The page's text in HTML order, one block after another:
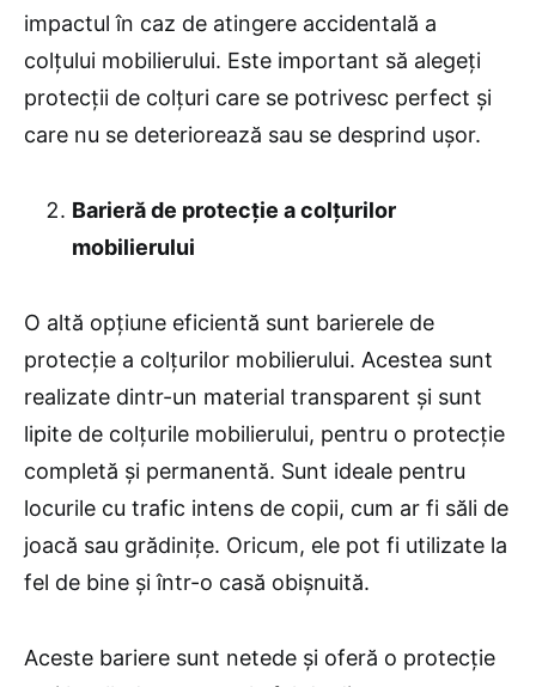
impactul în caz de atingere accidentală a
colțului mobilierului. Este important să alegeți
protecții de colțuri care se potrivesc perfect și
care nu se deteriorează sau se desprind ușor.
Barieră de protecție a colțurilor
mobilierului
O altă opțiune eficientă sunt barierele de
protecție a colțurilor mobilierului. Acestea sunt
realizate dintr-un material transparent și sunt
lipite de colțurile mobilierului, pentru o protecție
completă și permanentă. Sunt ideale pentru
locurile cu trafic intens de copii, cum ar fi săli de
joacă sau grădinițe. Oricum, ele pot fi utilizate la
fel de bine și într-o casă obișnuită.
Aceste bariere sunt netede și oferă o protecție